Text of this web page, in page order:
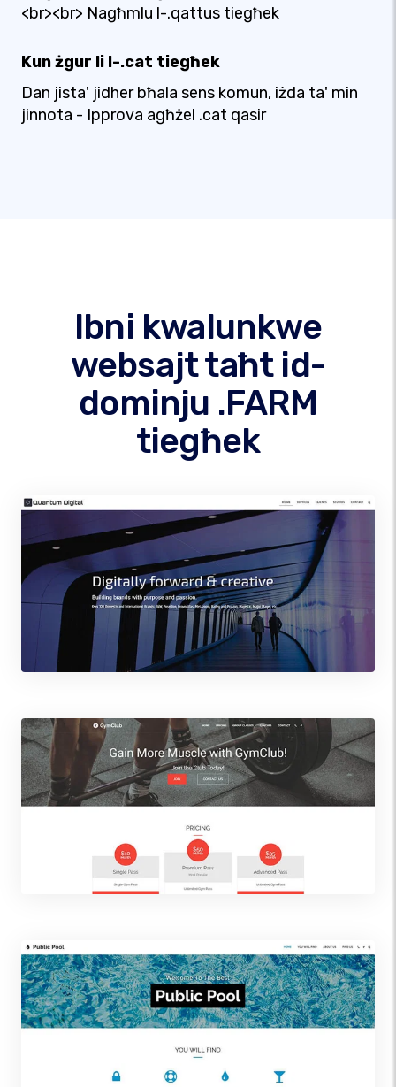
<br><br> Nagħmlu l-.qattus tiegħek
Kun żgur li l-.cat tiegħek
Dan jista' jidher bħala sens komun, iżda ta' min
jinnota - Ipprova agħżel .cat qasir
Ibni kwalunkwe
websajt taħt id-
dominju .FARM
tiegħek